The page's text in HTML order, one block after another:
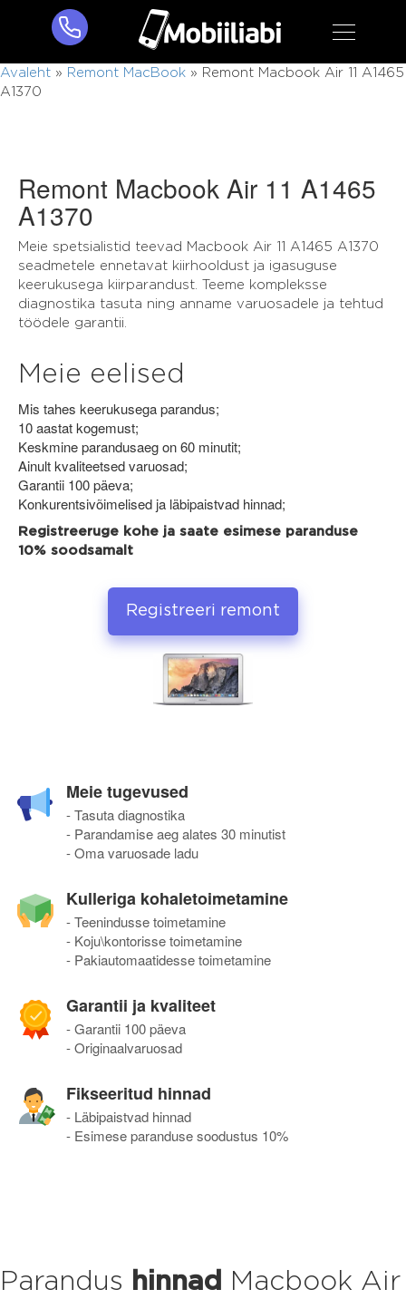
Avaleht » Remont MacBook »
Remont Macbook Air 11 A1465
A1370
Remont Macbook Air 11 A1465
A1370
Meie spetsialistid teevad Macbook Air 11 A1465 A1370
seadmetele ennetavat kiirhooldust ja igasuguse
keerukusega kiirparandust. Teeme kompleksse
diagnostika tasuta ning anname varuosadele ja tehtud
töödele garantii.
Meie eelised
Mis tahes keerukusega parandus;
10 aastat kogemust;
Keskmine parandusaeg on 60 minutit;
Ainult kvaliteetsed varuosad;
Garantii 100 päeva;
Konkurentsivõimelised ja läbipaistvad hinnad;
Registreeruge kohe ja saate esimese paranduse
10% soodsamalt
Registreeri remont
Meie tugevused
- Tasuta diagnostika
- Parandamise aeg alates 30 minutist
- Oma varuosade ladu
Kulleriga kohaletoimetamine
- Teenindusse toimetamine
- Koju\kontorisse toimetamine
- Pakiautomaatidesse toimetamine
Garantii ja kvaliteet
- Garantii 100 päeva
- Originaalvaruosad
Fikseeritud hinnad
- Läbipaistvad hinnad
- Esimese paranduse soodustus 10%
Parandus hinnad
Macbook Air